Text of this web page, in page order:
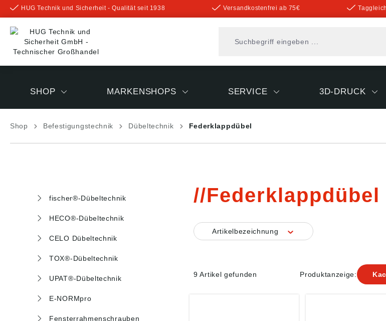
springen
HUG Technik und Sicherheit - Qualität seit 1938 Versandkostenfrei ab 75€
SHOP MARKENSHOPS SERVICE 3D-DRUCK
Shop Befestigungstechnik Dübeltechnik Federklappdübel
fischer®-Dübeltechnik
HECO®-Dübeltechnik
CELO Dübeltechnik
TOX®-Dübeltechnik
UPAT®-Dübeltechnik
E-NORMpro
Fensterrahmenschrauben
Federklappdübel
Artikelbezeichnung
9 Artikel gefunden Produktanzeige: